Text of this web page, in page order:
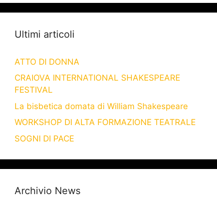
Ultimi articoli
ATTO DI DONNA
CRAIOVA INTERNATIONAL SHAKESPEARE
FESTIVAL
La bisbetica domata di William Shakespeare
WORKSHOP DI ALTA FORMAZIONE TEATRALE
SOGNI DI PACE
Archivio News